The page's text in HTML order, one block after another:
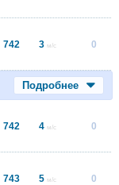
742 3 м/с 0
Подробнее
742 4 м/с 0
743 5 м/с 0